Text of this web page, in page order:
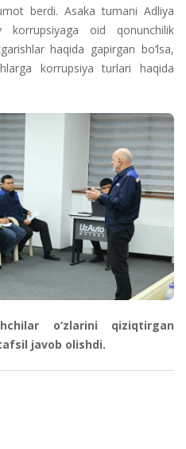
berdi. Asaka tumani Adliya
korrupsiyaga oid qonunchilik
haqida gapirgan bo‘lsa,
korrupsiya turlari haqida
o‘zlarini qiziqtirgan
javob olishdi.